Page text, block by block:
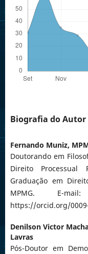
Biografia do Autor
Fernando Muniz,
Doutorando em
Direito Processual
Graduação em
MPMG. E-mail:
https://orcid.org/
Denilson Victor
Lavras
Pós-Doutor em